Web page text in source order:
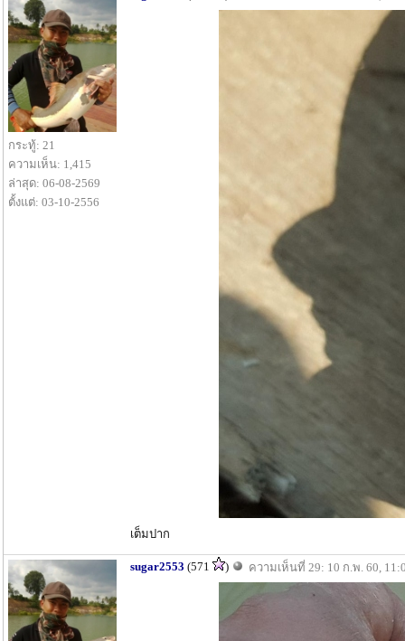
กระทู้: 21
ความเห็น: 1,415
ล่าสุด: 06-08-2569
ตั้งแต่: 03-10-2556
เต็มปาก
sugar2553 (571 ) ความเห็นที่ 29: 10 ก.พ. 60,